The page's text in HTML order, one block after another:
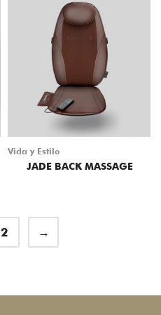
Vida y Estilo
JADE BACK MASSAGE
2 →